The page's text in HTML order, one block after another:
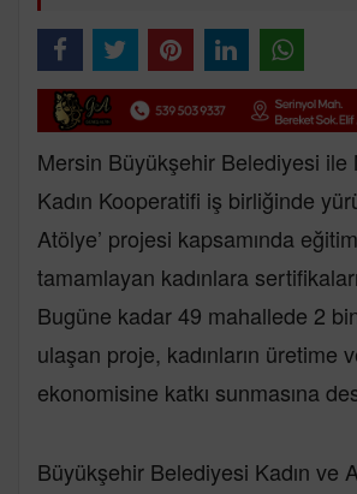
Mersin Büyükşehir Belediyesi ile
Kadın Kooperatifi iş birliğinde
Atölye’ projesi kapsamında
tamamlayan kadınlara
Bugüne kadar 49 mahallede 2
ulaşan proje, kadınların üretime
ekonomisine katkı sunmasına
Büyükşehir Belediyesi Kadın ve